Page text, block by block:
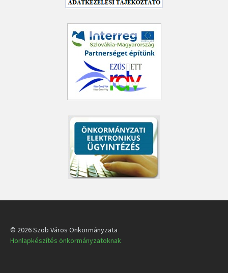
© 2026 Szob Város Önkormányzata
Honlapkészítés önkormányzatoknak